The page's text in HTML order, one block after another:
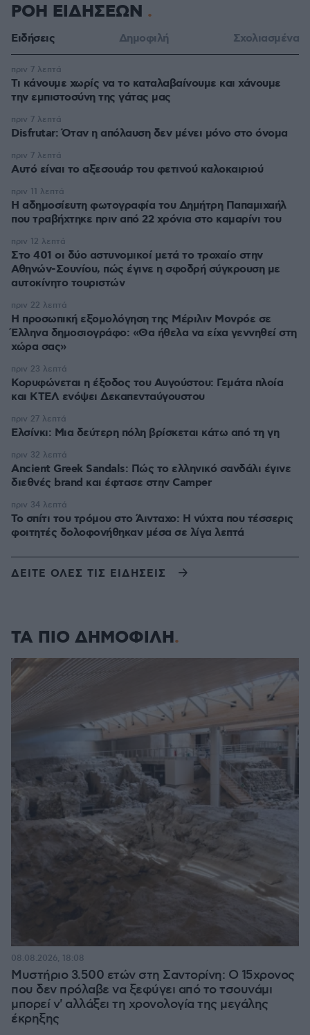
ΡΟΗ ΕΙΔΗΣΕΩΝ
Ειδήσεις Δημοφιλή Σχολιασμένα
Τι κάνουμε χωρίς να το καταλαβαίνουμε και χάνουμε
την εμπιστοσύνη της γάτας μας
πριν 7 λεπτά
Disfrutar: Όταν η απόλαυση δεν μένει μόνο στο όνομα
πριν 7 λεπτά
Αυτό είναι το αξεσουάρ του φετινού καλοκαιριού
πριν 7 λεπτά
Η αδημοσίευτη φωτογραφία του Δημήτρη Παπαμιχαήλ
που τραβήχτηκε πριν από 22 χρόνια στο καμαρίνι του
πριν 11 λεπτά
Στο 401 οι δύο αστυνομικοί μετά το τροχαίο στην
Αθηνών-Σουνίου, πώς έγινε η σφοδρή σύγκρουση με
αυτοκίνητο τουριστών
πριν 12 λεπτά
Η προσωπική εξομολόγηση της Μέριλιν Μονρόε σε
Έλληνα δημοσιογράφο: «Θα ήθελα να είχα γεννηθεί στη
χώρα σας»
πριν 22 λεπτά
Κορυφώνεται η έξοδος του Αυγούστου: Γεμάτα πλοία
και ΚΤΕΛ ενόψει Δεκαπενταύγουστου
πριν 23 λεπτά
Ελσίνκι: Mια δεύτερη πόλη βρίσκεται κάτω από τη γη
πριν 27 λεπτά
Ancient Greek Sandals: Πώς το ελληνικό σανδάλι έγινε
διεθνές brand και έφτασε στην Camper
πριν 32 λεπτά
Το σπίτι του τρόμου στο Άινταχο: Η νύχτα που τέσσερις
φοιτητές δολοφονήθηκαν μέσα σε λίγα λεπτά
πριν 34 λεπτά
ΔΕΙΤΕ ΟΛΕΣ ΤΙΣ ΕΙΔΗΣΕΙΣ
ΤΑ ΠΙΟ ΔΗΜΟΦΙΛΗ
Μυστήριο 3.500 ετών στη Σαντορίνη: Ο 15χρονος
που δεν πρόλαβε να ξεφύγει από το τσουνάμι
μπορεί ν' αλλάξει τη χρονολογία της μεγάλης
έκρηξης
08.08.2026, 18:08